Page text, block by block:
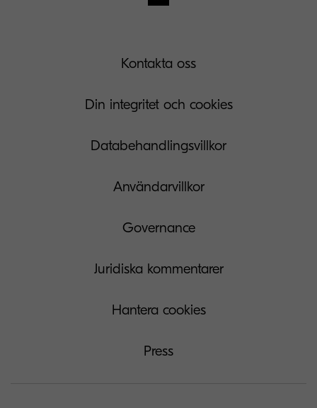
Kontakta oss
Din integritet och cookies
Databehandlingsvillkor
Användarvillkor
Governance
Juridiska kommentarer
Hantera cookies
Press